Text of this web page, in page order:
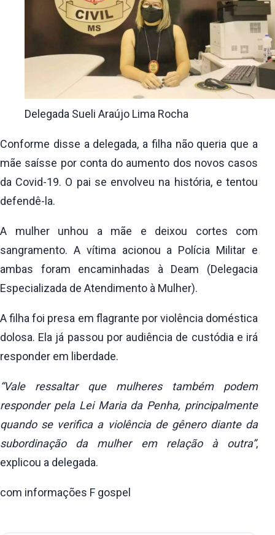
Delegada Sueli Araújo Lima Rocha
Conforme disse a delegada, a filha não queria que a
mãe saísse por conta do aumento dos novos casos
da Covid-19. O pai se envolveu na história, e tentou
defendê-la.
A mulher unhou a mãe e deixou cortes com
sangramento. A vítima acionou a Polícia Militar e
ambas foram encaminhadas à Deam (Delegacia
Especializada de Atendimento à Mulher).
A filha foi presa em flagrante por violência doméstica
dolosa. Ela já passou por audiência de custódia e irá
responder em liberdade.
“Vale ressaltar que mulheres também podem
responder pela Lei Maria da Penha, principalmente
quando se verifica a violência de gênero diante da
subordinação da mulher em relação à outra”,
explicou a delegada.
com informações F gospel